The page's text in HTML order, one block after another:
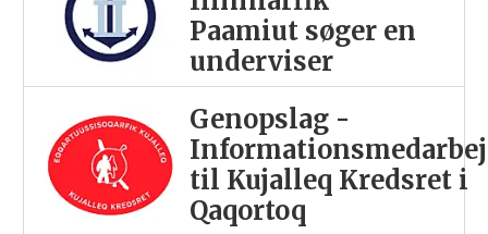
Paamiut søger en
underviser
Genopslag -
til Kujalleq Kredsret i
Qaqortoq